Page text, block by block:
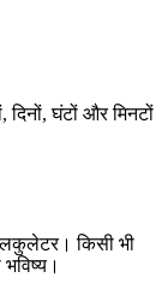
दिनों, घंटों और मिनटों
किसी भी